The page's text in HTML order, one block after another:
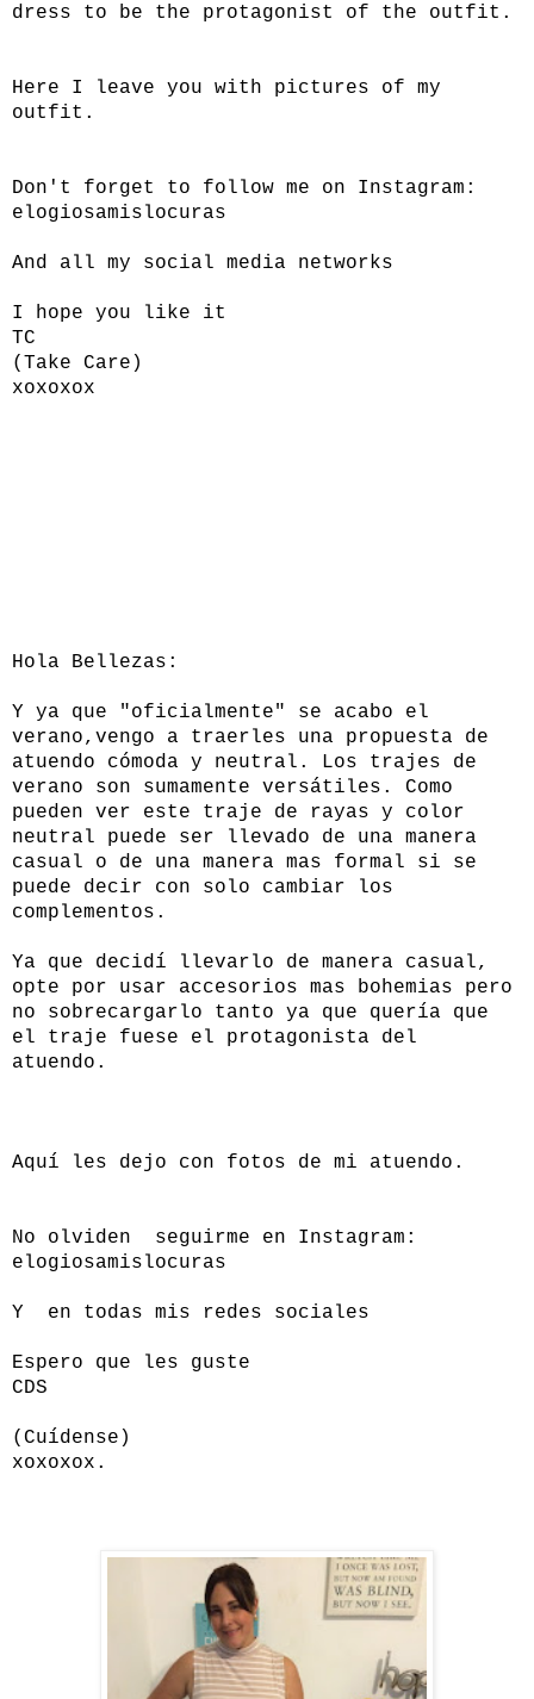
dress to be the protagonist of the outfit.
Here I leave you with pictures of my
outfit.
Don't forget to follow me on Instagram:
elogiosamislocuras
And all my social media networks
I hope you like it
TC
(Take Care)
xoxoxox
Hola Bellezas:
Y ya que "oficialmente" se acabo el
verano,vengo a traerles una propuesta de
atuendo cómoda y neutral. Los trajes de
verano son sumamente versátiles. Como
pueden ver este traje de rayas y color
neutral puede ser llevado de una manera
casual o de una manera mas formal si se
puede decir con solo cambiar los
complementos.
Ya que decidí llevarlo de manera casual,
opte por usar accesorios mas bohemias pero
no sobrecargarlo tanto ya que quería que
el traje fuese el protagonista del
atuendo.
Aquí les dejo con fotos de mi atuendo.
No olviden seguirme en Instagram:
elogiosamislocuras
Y en todas mis redes sociales
Espero que les guste
CDS
(Cuídense)
xoxoxox.